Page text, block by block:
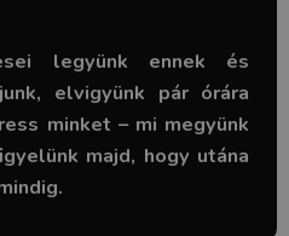
legyünk ennek és
elvigyünk pár órára
minket – mi megyünk
majd, hogy utána